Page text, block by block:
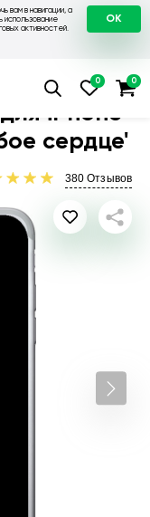
вам в навигации, а
использование
активностей.
OK
Чехол для iPhone
iPhone
сердце'
380 Отзывов